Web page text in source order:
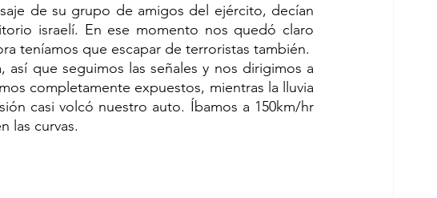
de su grupo de amigos del ejército, decían
israelí. En ese momento nos quedó claro
teníamos que escapar de terroristas también.
que seguimos las señales y nos dirigimos a
completamente expuestos, mientras la lluvia
casi volcó nuestro auto. Íbamos a 150km/hr
las curvas.